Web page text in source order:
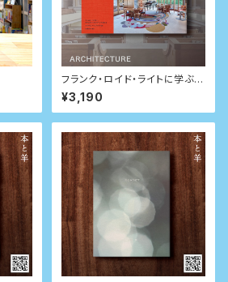
フランク・ロイド・ライトに学ぶ5
0の建築レッスン
¥3,190